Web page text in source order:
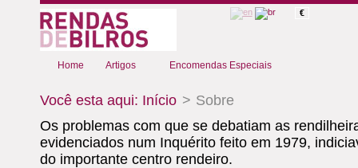
€
Home Artigos Encomendas Especiais
Você esta aqui: Início > Sobre
Os problemas com que se debatiam as
evidenciados num Inquérito feito em 1979,
do importante centro rendeiro.